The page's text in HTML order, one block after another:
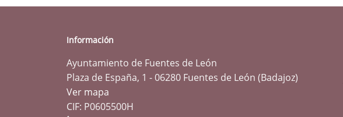
Información
Ayuntamiento de Fuentes de León
Plaza de España, 1 - 06280 Fuentes de León (Badajoz)
Ver mapa
CIF: P0605500H